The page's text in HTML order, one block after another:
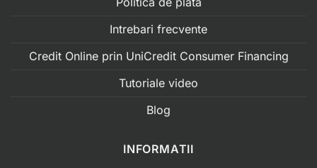
Intrebari frecvente
Credit Online prin UniCredit Consumer Financing
Tutoriale video
Blog
INFORMATII